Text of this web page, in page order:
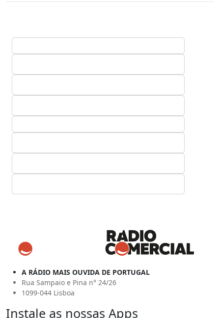
A RÁDIO MAIS OUVIDA DE PORTUGAL
Rua Sampaio e Pina n° 24/26
1099-044 Lisboa
Instale as nossas Apps